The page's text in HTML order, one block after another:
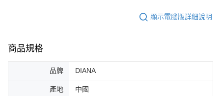
顯示電腦版詳細說明
商品規格
品牌 DIANA
產地 中國